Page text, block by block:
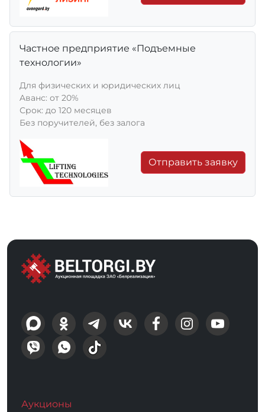
Частное предприятие «Подъемные
технологии»
Для физических и юридических лиц
Aванс: от 20%
Срок: до 120 месяцев
Без поручителей, без залога
Отправить заявку
Аукционы